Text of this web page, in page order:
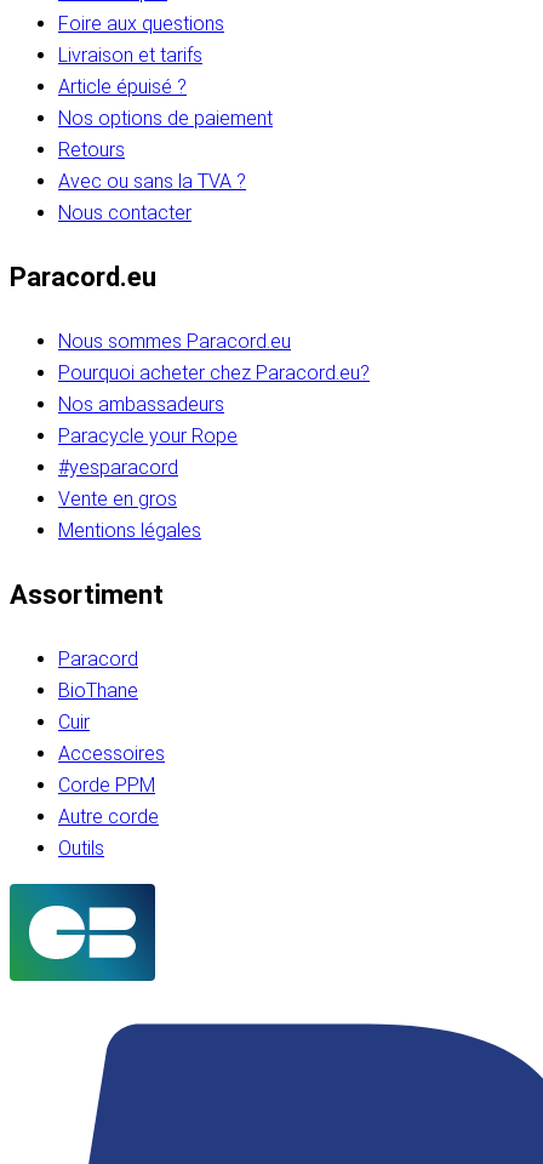
Foire aux questions
Livraison et tarifs
Article épuisé ?
Nos options de paiement
Retours
Avec ou sans la TVA ?
Nous contacter
Paracord.eu
Nous sommes Paracord.eu
Pourquoi acheter chez Paracord.eu?
Nos ambassadeurs
Paracycle your Rope
#yesparacord
Vente en gros
Mentions légales
Assortiment
Paracord
BioThane
Cuir
Accessoires
Corde PPM
Autre corde
Outils